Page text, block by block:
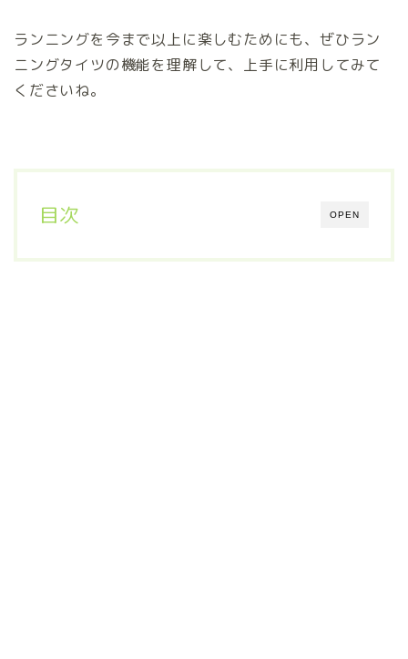
ランニングを今まで以上に楽しむためにも、ぜひラン
ニングタイツの機能を理解して、上手に利用してみて
くださいね。
OPEN
目次